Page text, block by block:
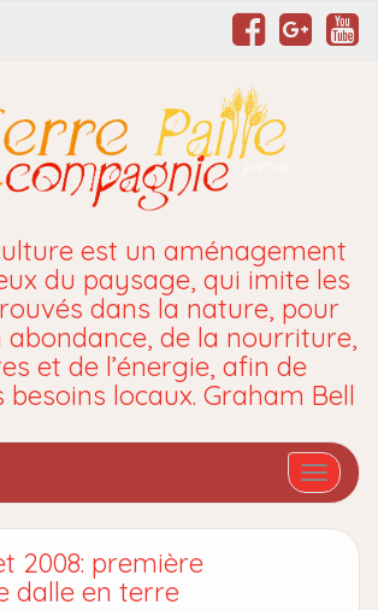
est un aménagement
du paysage, qui imite les
dans la nature, pour
abondance, de la nourriture,
et de l’énergie, afin de
locaux. Graham Bell
2008: première
dalle en terre